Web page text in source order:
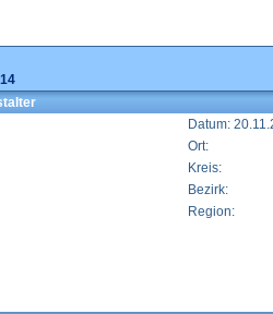
Datum:
Ort:
Kreis:
Bezirk:
Region: